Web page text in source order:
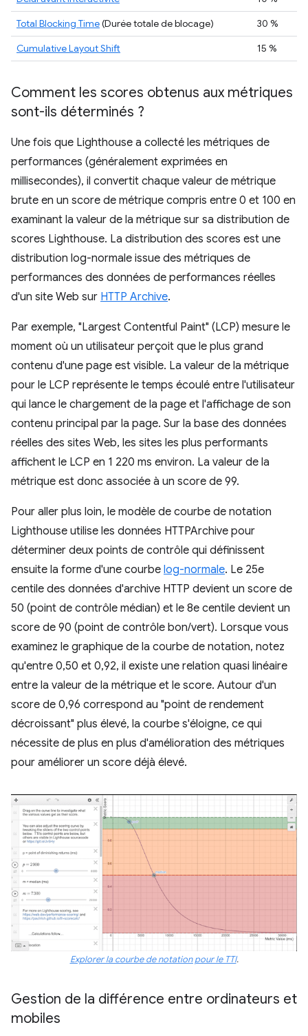
Total Blocking Time(Durée totale de blocage)
30 %
Cumulative Layout Shift
15 %
Comment les scores obtenus aux métriques
sont-ils déterminés ?
Une fois que Lighthouse a collecté les métriques de
performances (généralement exprimées en
millisecondes), il convertit chaque valeur de métrique
brute en un score de métrique compris entre 0 et 100 en
examinant la valeur de la métrique sur sa distribution de
scores Lighthouse. La distribution des scores est une
distribution log-normale issue des métriques de
performances des données de performances réelles
d'un site Web sur HTTP Archive.
Par exemple, "Largest Contentful Paint" (LCP) mesure le
moment où un utilisateur perçoit que le plus grand
contenu d'une page est visible. La valeur de la métrique
pour le LCP représente le temps écoulé entre l'utilisateur
qui lance le chargement de la page et l'affichage de son
contenu principal par la page. Sur la base des données
réelles des sites Web, les sites les plus performants
affichent le LCP en 1 220 ms environ. La valeur de la
métrique est donc associée à un score de 99.
Pour aller plus loin, le modèle de courbe de notation
Lighthouse utilise les données HTTPArchive pour
déterminer deux points de contrôle qui définissent
ensuite la forme d'une courbe log-normale. Le 25e
centile des données d'archive HTTP devient un score de
50 (point de contrôle médian) et le 8e centile devient un
score de 90 (point de contrôle bon/vert). Lorsque vous
examinez le graphique de la courbe de notation, notez
qu'entre 0,50 et 0,92, il existe une relation quasi linéaire
entre la valeur de la métrique et le score. Autour d'un
score de 0,96 correspond au "point de rendement
décroissant" plus élevé, la courbe s'éloigne, ce qui
nécessite de plus en plus d'amélioration des métriques
pour améliorer un score déjà élevé.
Explorer la courbe de notation pour le TTI.
Gestion de la différence entre ordinateurs et
mobiles